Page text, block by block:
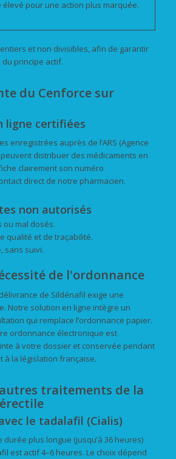
élevé pour une action plus marquée.
et non divisibles, afin de garantir
principe actif.
du Cenforce sur
ligne certifiées
enregistrées auprès de l’ARS (Agence
distribuer des médicaments en
clairement son numéro
direct de notre pharmacien.
non autorisés
ou mal dosés.
qualité et de traçabilité.
sans suivi.
de l'ordonnance
de Sildénafil exige une
Notre solution en ligne intègre un
qui remplace l’ordonnance papier.
ordonnance électronique est
à votre dossier et conservée pendant
à la législation française.
traitements de la
le tadalafil (Cialis)
plus longue (jusqu’à 36 heures)
est actif 4–6 heures. Le choix dépend